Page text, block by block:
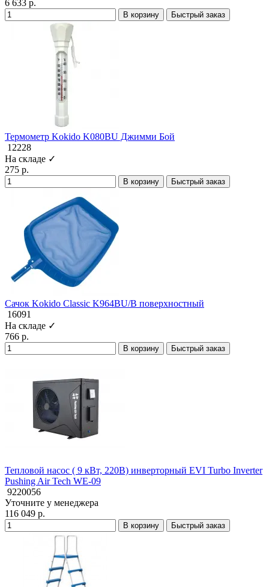
6 633 р.
В корзину Быстрый заказ
Термометр Kokido K080BU Джимми Бой
12228
На складе ✓
275 р.
В корзину Быстрый заказ
Сачок Kokido Classic K964BU/B поверхностный
16091
На складе ✓
766 р.
В корзину Быстрый заказ
Тепловой насос ( 9 кВт, 220В) инверторный EVI Turbo Inverter
Pushing Air Tech WE-09
9220056
Уточните у менеджера
116 049 р.
В корзину Быстрый заказ